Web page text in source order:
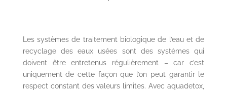
Les systèmes de traitement biologique de l’eau et de
recyclage des eaux usées sont des systèmes qui
doivent être entretenus régulièrement – car c’est
uniquement de cette façon que l’on peut garantir le
respect constant des valeurs limites. Avec aquadetox,